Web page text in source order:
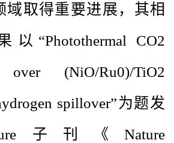
域取得重要进展，其相
“Photothermal CO2
over (NiO/Ru0)/TiO2
spillover”为题发
子刊《Nature